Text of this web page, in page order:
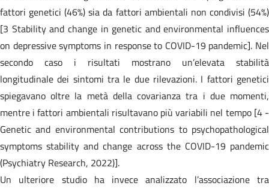
fattori genetici (46%) sia da fattori ambientali non condivisi (54%)
[3 Stability and change in genetic and environmental influences
on depressive symptoms in response to COVID-19 pandemic]. Nel
secondo caso i risultati mostrano un’elevata stabilità
longitudinale dei sintomi tra le due rilevazioni. I fattori genetici
spiegavano oltre la metà della covarianza tra i due momenti,
mentre i fattori ambientali risultavano più variabili nel tempo [4 -
Genetic and environmental contributions to psychopathological
symptoms stability and change across the COVID-19 pandemic
(Psychiatry Research, 2022)].
Un ulteriore studio ha invece analizzato l’associazione tra